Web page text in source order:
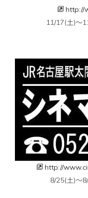
http://
11/17(土)～
http://
8/25(土)〜